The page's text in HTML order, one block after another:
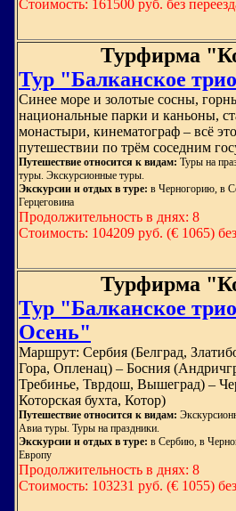
Стоимость: 161500 руб. без
Турфирма
Тур "Балканское
Синее море и золотые сосны,
национальные парки и каньоны,
монастыри, кинематограф – всё
путешествии по трём соседним
Путешествие относится к видам: Туры на
туры. Экскурсионные туры.
Экскурсии и отдых в туре: в Черногорию, в
Герцеговина
Продолжительность в днях: 8
Стоимость: 104209 руб. (€ 1065)
Турфирма
Тур "Балканское
Осень"
Маршрут: Сербия (Белград,
Гора, Опленац) – Босния
Требинье, Тврдош, Вышеград) –
Которская бухта, Котор)
Путешествие относится к видам:
Авиа туры. Туры на праздники.
Экскурсии и отдых в туре: в Сербию, в
Европу
Продолжительность в днях: 8
Стоимость: 103231 руб. (€ 1055)